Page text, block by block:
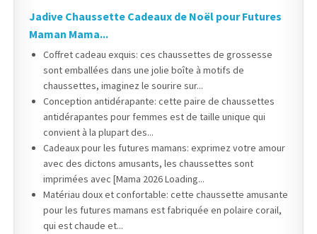
Jadive Chaussette Cadeaux de Noël pour Futures
Maman Mama...
Coffret cadeau exquis: ces chaussettes de grossesse
sont emballées dans une jolie boîte à motifs de
chaussettes, imaginez le sourire sur...
Conception antidérapante: cette paire de chaussettes
antidérapantes pour femmes est de taille unique qui
convient à la plupart des...
Cadeaux pour les futures mamans: exprimez votre amour
avec des dictons amusants, les chaussettes sont
imprimées avec [Mama 2026 Loading...
Matériau doux et confortable: cette chaussette amusante
pour les futures mamans est fabriquée en polaire corail,
qui est chaude et...